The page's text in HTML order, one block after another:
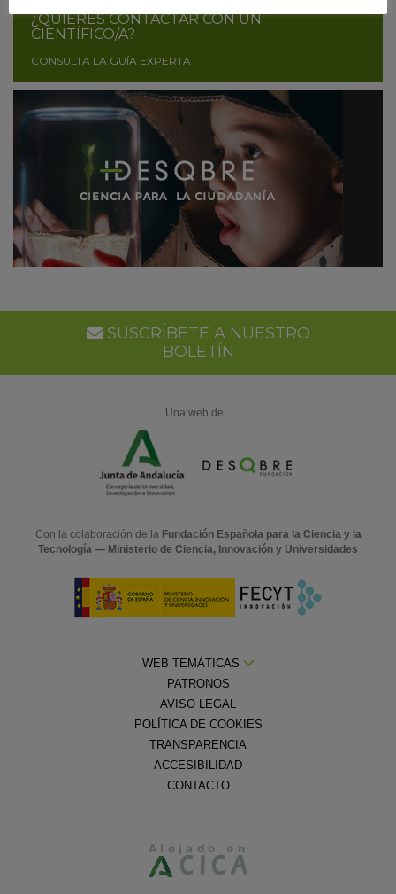
¿QUIERES CONTACTAR CON UN
CIENTÍFICO/A?
CONSULTA LA GUÍA EXPERTA
SUSCRÍBETE A NUESTRO
BOLETÍN
Una web de:
Con la colaboración de la Fundación Española para la Ciencia y la
Tecnología — Ministerio de Ciencia, Innovación y Universidades
WEB TEMÁTICAS
PATRONOS
AVISO LEGAL
POLÍTICA DE COOKIES
TRANSPARENCIA
ACCESIBILIDAD
CONTACTO